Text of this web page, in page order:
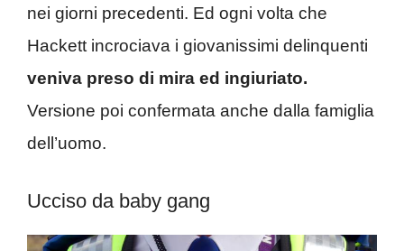
nei giorni precedenti. Ed ogni volta che
Hackett incrociava i giovanissimi delinquenti
veniva preso di mira ed ingiuriato.
Versione poi confermata anche dalla famiglia
dell’uomo.
Ucciso da baby gang